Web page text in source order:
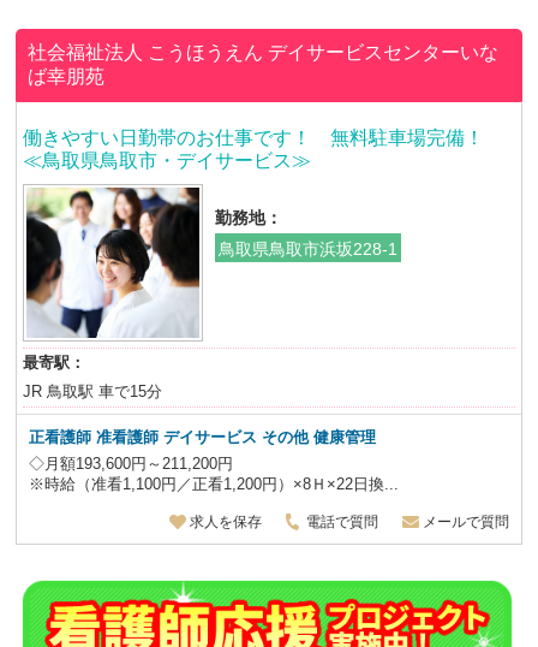
社会福祉法人 こうほうえん デイサービスセンターいな
ば幸朋苑
働きやすい日勤帯のお仕事です！ 無料駐車場完備！
≪鳥取県鳥取市・デイサービス≫
勤務地：
鳥取県鳥取市浜坂228-1
最寄駅：
JR 鳥取駅 車で15分
正看護師 准看護師 デイサービス その他 健康管理
◇月額193,600円～211,200円
※時給（准看1,100円／正看1,200円）×8Ｈ×22日換...
求人を保存 電話で質問 メールで質問